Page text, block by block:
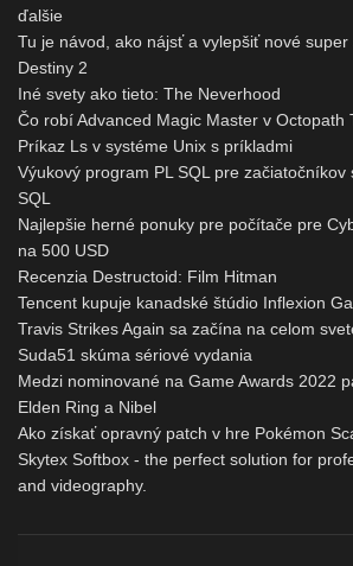
ďalšie
Tu je návod, ako nájsť a vylepšiť nové
Destiny 2
Iné svety ako tieto: The Neverhood
Čo robí Advanced Magic Master v Octopath
Príkaz Ls v systéme Unix s príkladmi
Výukový program PL SQL pre začiatočníkov
SQL
Najlepšie herné ponuky pre počítače pre
na 500 USD
Recenzia Destructoid: Film Hitman
Tencent kupuje kanadské štúdio Inflexion
Travis Strikes Again sa začína na celom
Suda51 skúma sériové vydania
Medzi nominované na Game Awards 2022
Elden Ring a Nibel
Ako získať opravný patch v hre Pokémon
Skytex Softbox - the perfect solution for
and videography.